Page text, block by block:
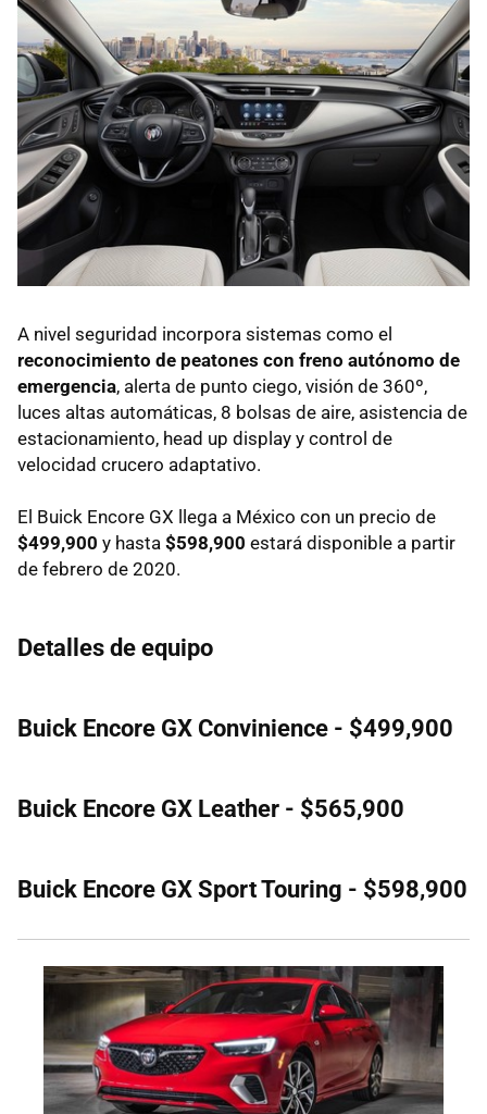
A nivel seguridad incorpora sistemas como el
reconocimiento de peatones con freno autónomo de
emergencia, alerta de punto ciego, visión de 360º,
luces altas automáticas, 8 bolsas de aire, asistencia de
estacionamiento, head up display y control de
velocidad crucero adaptativo.
El Buick Encore GX llega a México con un precio de
$499,900 y hasta $598,900 estará disponible a partir
de febrero de 2020.
Detalles de equipo
Buick Encore GX Convinience - $499,900
Buick Encore GX Leather - $565,900
Buick Encore GX Sport Touring - $598,900